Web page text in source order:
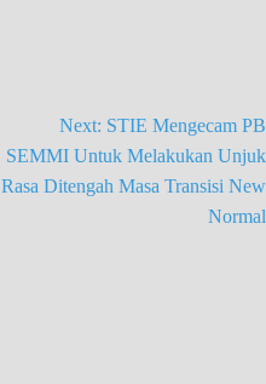
Next: STIE Mengecam PB
SEMMI Untuk Melakukan Unjuk
Rasa Ditengah Masa Transisi New
Normal